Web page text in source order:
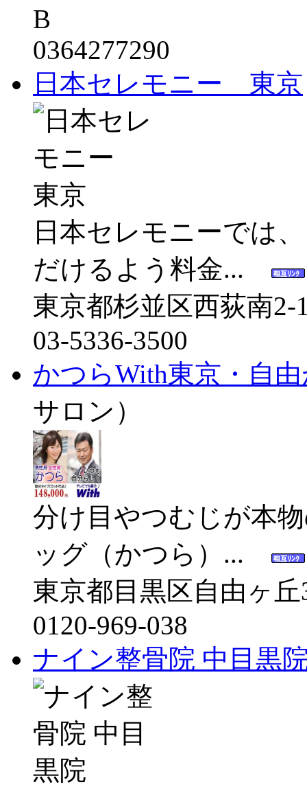
B
0364277290
日本セレモニー 東京
日本セレモニーでは
だけるよう料金...
東京都杉並区西荻南2-
03-5336-3500
かつらWith東京・自
サロン）
分け目やつむじが本
ッグ（かつら）...
東京都目黒区自由ヶ丘
0120-969-038
ナイン整骨院 中目黒